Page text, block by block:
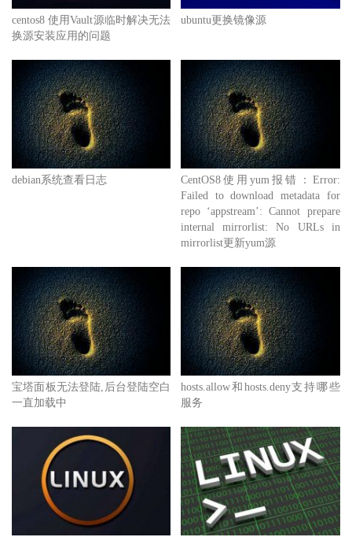
centos8 使用Vault源临时解决无法
换源安装应用的问题
ubuntu更换镜像源
debian系统查看日志
CentOS8使用yum报错：Error:
Failed to download metadata for
repo ‘appstream’: Cannot prepare
internal mirrorlist: No URLs in
mirrorlist更新yum源
宝塔面板无法登陆,后台登陆空白
一直加载中
hosts.allow和hosts.deny支持哪些
服务